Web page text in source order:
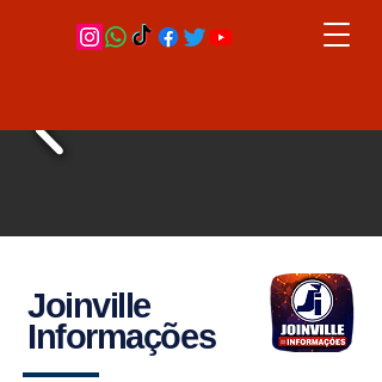
Joinville
Informações